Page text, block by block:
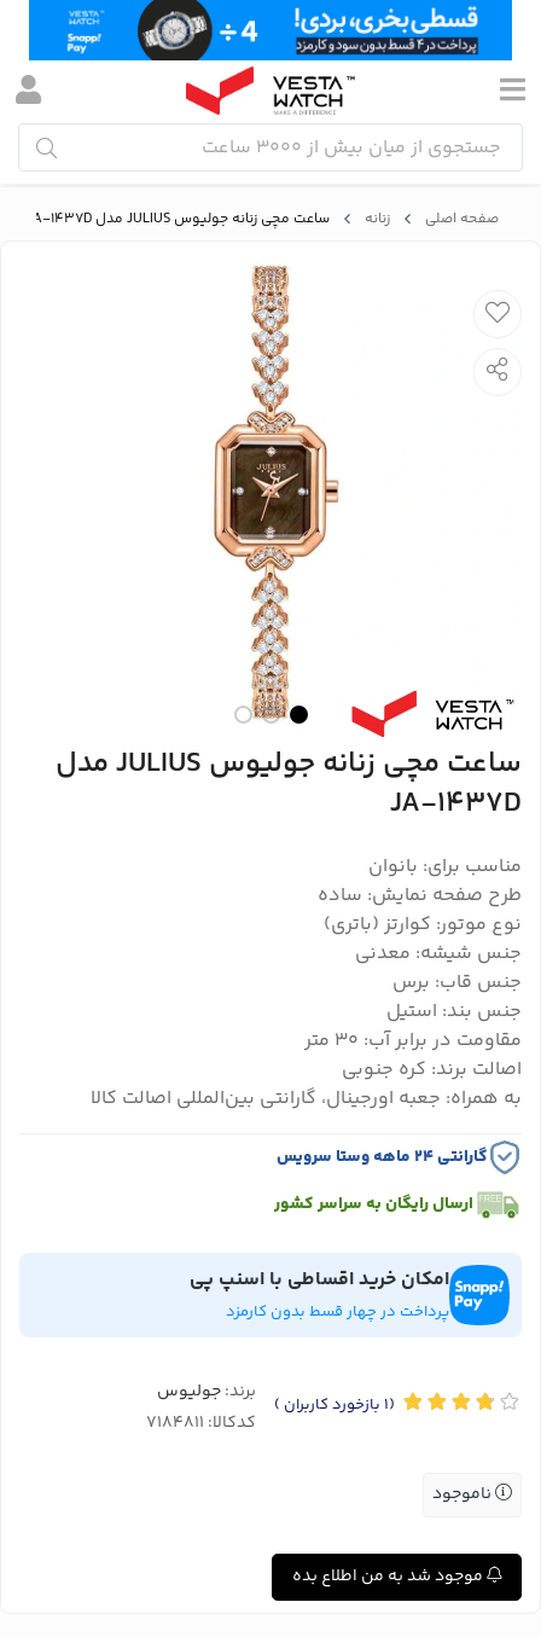
صفحه اصلی زنانه ساعت مچی زنانه جولیوس JULIUS مدل JA-1437D
ساعت مچی زنانه جولیوس JULIUS مدل
JA-1437D
مناسب برای: بانوان
طرح صفحه نمایش: ساده
نوع موتور: کوارتز (باتری)
جنس شیشه: معدنی
جنس قاب: برس
جنس بند: استیل
مقاومت در برابر آب: 30 متر
اصالت برند: کره جنوبی
به همراه: جعبه اورجینال، گارانتی بین‌المللی اصالت کالا
گارانتی ۲۴ ماهه وستا سرویس
ارسال رایگان به سراسر کشور
امکان خرید اقساطی با اسنپ پی
پرداخت در چهار قسط بدون کارمزد
(1 بازخورد کاربران ) برند:جولیوس
کدکالا:
ناموجود
موجود شد به من اطلاع بده